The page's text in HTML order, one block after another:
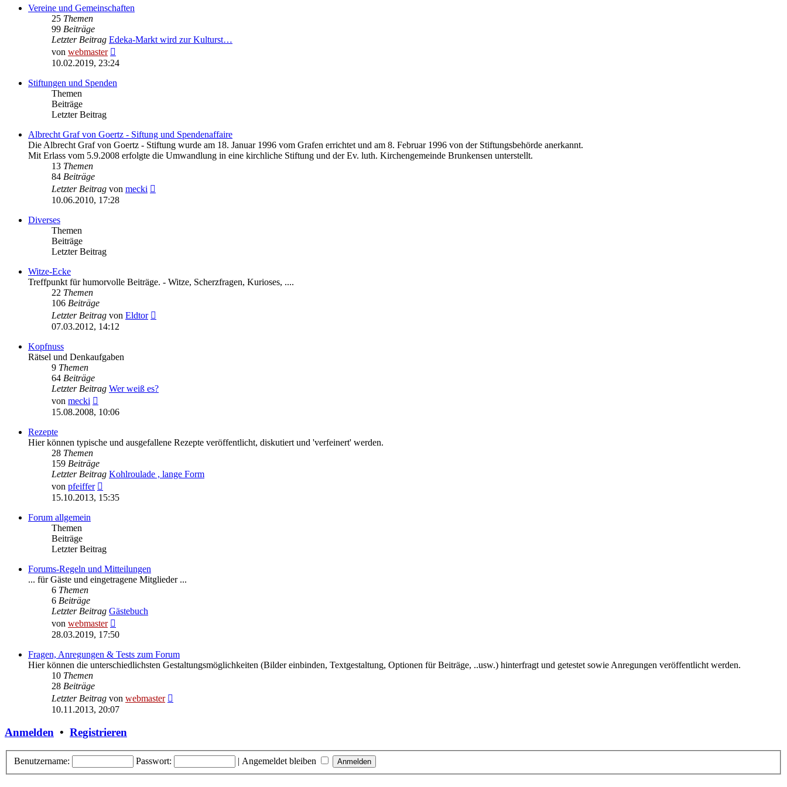
Vereine und Gemeinschaften
25 Themen
99 Beiträge
Letzter Beitrag Edeka-Markt wird zur Kulturst…
von webmaster
Beitrag
10.02.2019, 23:24
Stiftungen und Spenden
Themen
Beiträge
Letzter Beitrag
Albrecht Graf von Goertz - Siftung und Spendenaffaire
Die Albrecht Graf von Goertz - Stiftung wurde am 18. Januar 1996 vom Grafen errichtet und am 8. Februar 1996 von der Stiftungsbehörde anerkannt.
Mit Erlass vom 5.9.2008 erfolgte die Umwandlung in eine kirchliche Stiftung und der Ev. luth. Kirchengemeinde Brunkensen unterstellt.
13 Themen
84 Beiträge
Letzter Beitrag von mecki
10.06.2010, 17:28
Diverses
Themen
Beiträge
Letzter Beitrag
Witze-Ecke
Treffpunkt für humorvolle Beiträge. - Witze, Scherzfragen, Kurioses, ....
22 Themen
106 Beiträge
Letzter Beitrag von Eldtor
07.03.2012, 14:12
Kopfnuss
Rätsel und Denkaufgaben
9 Themen
64 Beiträge
Letzter Beitrag Wer weiß es?
von mecki
Beitrag
15.08.2008, 10:06
Rezepte
Hier können typische und ausgefallene Rezepte veröffentlicht, diskutiert und 'verfeinert' werden.
28 Themen
159 Beiträge
Letzter Beitrag Kohlroulade , lange Form
von pfeiffer
Beitrag
15.10.2013, 15:35
Forum allgemein
Themen
Beiträge
Letzter Beitrag
Forums-Regeln und Mitteilungen
... für Gäste und eingetragene Mitglieder ...
6 Themen
6 Beiträge
Letzter Beitrag Gästebuch
von webmaster
Beitrag
28.03.2019, 17:50
Fragen, Anregungen & Tests zum Forum
Hier können die unterschiedlichsten Gestaltungsmöglichkeiten (Bilder einbinden, Textgestaltung, Optionen für Beiträge, ..usw.) hinterfragt und getestet sowie Anregungen veröffentlicht werden.
10 Themen
28 Beiträge
Letzter Beitrag von webmaster
10.11.2013, 20:07
Anmelden • Registrieren
Benutzername: Passwort: | Angemeldet bleiben